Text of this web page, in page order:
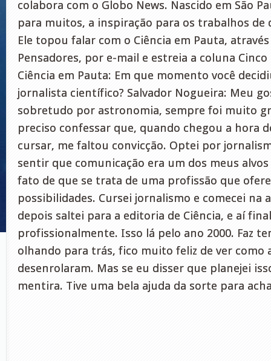
colabora com o Globo News. Nascido em São
para muitos, a inspiração para os trabalhos de
Ele topou falar com o Ciência em Pauta,
Pensadores, por e-mail e estreia a coluna
Ciência em Pauta: Em que momento você
jornalista científico? Salvador Nogueira: Meu
sobretudo por astronomia, sempre foi muito
preciso confessar que, quando chegou a hora
cursar, me faltou convicção. Optei por
sentir que comunicação era um dos meus
fato de que se trata de uma profissão que
possibilidades. Cursei jornalismo e comecei na
depois saltei para a editoria de Ciência, e aí
profissionalmente. Isso lá pelo ano 2000. Faz
olhando para trás, fico muito feliz de ver como
desenrolaram. Mas se eu disser que planejei
mentira. Tive uma bela ajuda da sorte para